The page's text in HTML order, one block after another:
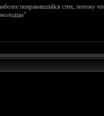
понравившийся стих, потому
молодцы"